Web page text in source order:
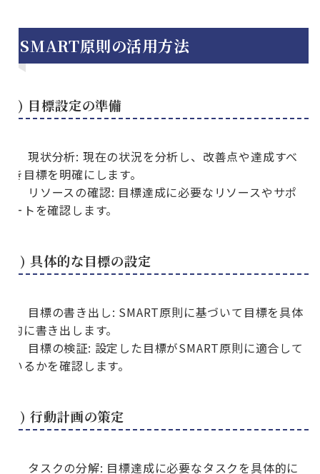
SMART原則の活用方法
1) 目標設定の準備
現状分析: 現在の状況を分析し、改善点や達成すべ
き目標を明確にします。
リソースの確認: 目標達成に必要なリソースやサポ
ートを確認します。
2) 具体的な目標の設定
目標の書き出し: SMART原則に基づいて目標を具体
的に書き出します。
目標の検証: 設定した目標がSMART原則に適合して
いるかを確認します。
3) 行動計画の策定
タスクの分解: 目標達成に必要なタスクを具体的に